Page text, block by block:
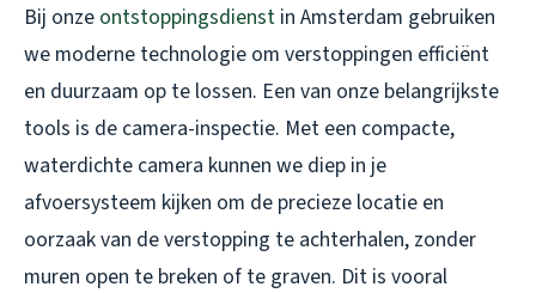
Bij onze ontstoppingsdienst in Amsterdam gebruiken
we moderne technologie om verstoppingen efficiënt
en duurzaam op te lossen. Een van onze belangrijkste
tools is de camera-inspectie. Met een compacte,
waterdichte camera kunnen we diep in je
afvoersysteem kijken om de precieze locatie en
oorzaak van de verstopping te achterhalen, zonder
muren open te breken of te graven. Dit is vooral